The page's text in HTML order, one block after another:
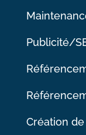
Publicité/
Création